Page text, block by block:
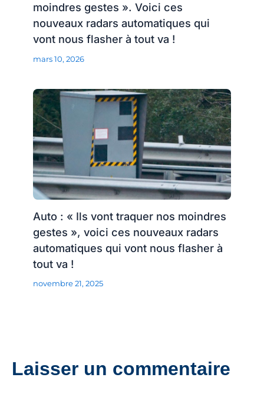
moindres gestes ». Voici ces
nouveaux radars automatiques qui
vont nous flasher à tout va !
mars 10, 2026
Auto : « Ils vont traquer nos moindres
gestes », voici ces nouveaux radars
automatiques qui vont nous flasher à
tout va !
novembre 21, 2025
Laisser un commentaire